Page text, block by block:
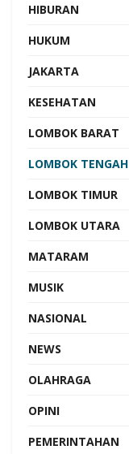
HIBURAN
HUKUM
JAKARTA
KESEHATAN
LOMBOK BARAT
LOMBOK TENGAH
LOMBOK TIMUR
LOMBOK UTARA
MATARAM
MUSIK
NASIONAL
NEWS
OLAHRAGA
OPINI
PEMERINTAHAN